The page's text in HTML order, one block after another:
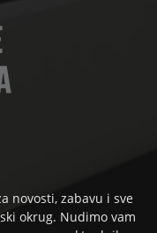
novosti, zabavu i sve
okrug. Nudimo vam